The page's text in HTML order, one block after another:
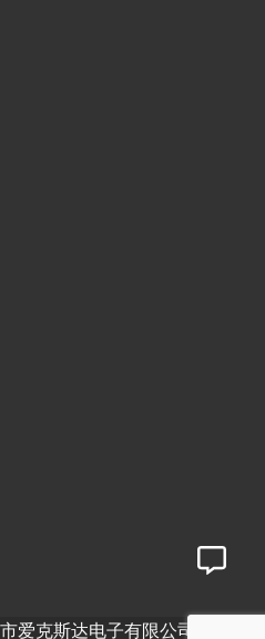
爱克斯达电子有限公司